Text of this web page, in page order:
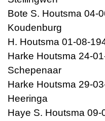
Bote S. Houtsma 04-
Koudenburg
H. Houtsma 01-08-
Harke Houtsma 24-
Schepenaar
Harke Houtsma 29-
Heeringa
Haye S. Houtsma